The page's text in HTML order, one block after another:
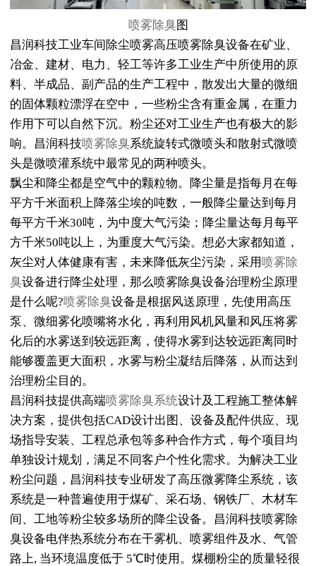
喷雾除臭图
昌润科技工业车间除尘喷雾高压喷雾除臭设备在矿业、
冶金、建材、电力、轻工等许多工业生产中所使用的原
料、半成品、副产品的生产工程中，散发出大量的微细
的固体颗粒漂浮在空中，一些粉尘含有重金属，在重力
作用下可以自然下沉。粉尘还对工业生产也有极大的影
响。昌润科技喷雾除臭系统旋转式微喷头和散射式微喷
头是微喷灌系统中最常见的两种喷头。
飘尘和降尘都是空气中的颗粒物。降尘量是指每月在每
平方千米面积上降落尘埃的吨数，一般降尘量达到每月
每平方千米30吨，为中度大气污染；降尘量达每月每平
方千米50吨以上，为重度大气污染。想必大家都知道，
灰尘对人体健康有害，未来降低灰尘污染，采用 喷雾除
臭设备进行降尘处理，那么喷雾除臭设备治理粉尘原理
是什么呢?喷雾除臭设备是根据风送原理，先使用高压
泵、微细雾化喷嘴将水化，再利用风机风量和风压将雾
化后的水雾送到较远距离，使得水雾到达较远距离同时
能够覆盖更大面积，水雾与粉尘凝结后降落，从而达到
治理粉尘目的。
昌润科技提供高端喷雾除臭系统设计及工程施工整体解
决方案，提供包括CAD设计出图、设备及配件供应、现
场指导安装、工程总承包等多种合作方式，每个项目均
单独设计规划，满足不同客户个性化需求。为解决工业
粉尘问题，昌润科技专业研发了高压微雾降尘系统，该
系统是一种普遍使用于煤矿、采石场、钢铁厂、木材车
间、工地等粉尘较多场所的降尘设备。昌润科技喷雾除
臭设备电伴热系统分布在干雾机、喷雾组件及水、气管
路上, 当环境温度低于 5℃时使用。煤棚粉尘的质量轻很